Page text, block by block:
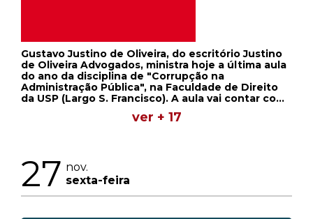
Gustavo Justino de Oliveira, do escritório Justino
de Oliveira Advogados, ministra hoje a última aula
do ano da disciplina de "Corrupção na
Administração Pública", na Faculdade de Direito
da USP (Largo S. Francisco). A aula vai contar com
a participação do delegado da Lava Jato Marcio
Adriano Anselmo, da Delegacia de Repressão a
policiais no combate à corrupção. João Lessa,
sócio do da Fonte, Advogados, palestra hoje para
os membros do MP/TO sobre "Visão geral e
aspectos inovadores do novo CPC", no Ciclo de
ver + 17
27 nov.
sexta-feira